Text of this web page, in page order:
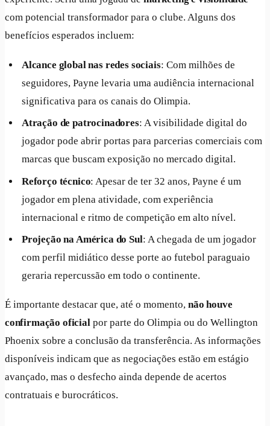
com potencial transformador para o clube. Alguns dos
benefícios esperados incluem:
Alcance global nas redes sociais: Com milhões de
seguidores, Payne levaria uma audiência internacional
significativa para os canais do Olimpia.
Atração de patrocinadores: A visibilidade digital do
jogador pode abrir portas para parcerias comerciais com
marcas que buscam exposição no mercado digital.
Reforço técnico: Apesar de ter 32 anos, Payne é um
jogador em plena atividade, com experiência
internacional e ritmo de competição em alto nível.
Projeção na América do Sul: A chegada de um jogador
com perfil midiático desse porte ao futebol paraguaio
geraria repercussão em todo o continente.
É importante destacar que, até o momento, não houve
confirmação oficialpor parte do Olimpia ou do Wellington
Phoenix sobre a conclusão da transferência. As informações
disponíveis indicam que as negociações estão em estágio
avançado, mas o desfecho ainda depende de acertos
contratuais e burocráticos.